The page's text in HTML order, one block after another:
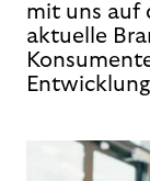
mit uns auf
aktuelle